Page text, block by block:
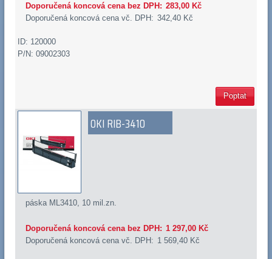
Doporučená koncová cena bez DPH: 283,00 Kč
Doporučená koncová cena vč. DPH: 342,40 Kč
ID: 120000
P/N: 09002303
Poptat
OKI RIB-3410
páska ML3410, 10 mil.zn.
Doporučená koncová cena bez DPH: 1 297,00 Kč
Doporučená koncová cena vč. DPH: 1 569,40 Kč